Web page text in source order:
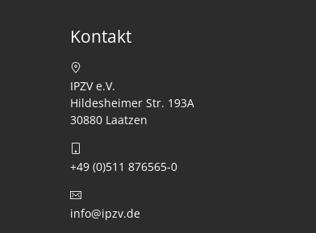
Kontakt
IPZV e.V.
Hildesheimer Str. 193A
30880 Laatzen
+49 (0)511 876565-0
info@ipzv.de